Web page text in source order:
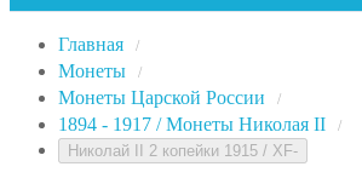
Главная /
Монеты /
Монеты Царской России /
1894 - 1917 / Монеты Николая II /
Николай II 2 копейки 1915 / XF-